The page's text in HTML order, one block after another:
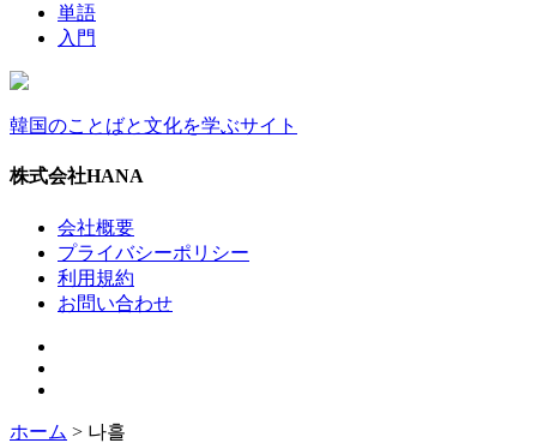
単語
入門
韓国のことばと文化を学ぶサイト
株式会社HANA
会社概要
プライバシーポリシー
利用規約
お問い合わせ
ホーム > 나흘